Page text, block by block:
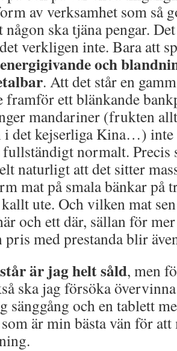
av verksamhet som så
någon ska tjäna pengar.
verkligen inte. Bara att
och
. Att det står en
framför ett blänkande
mandariner (frukten
i det kejserliga Kina…)
normalt. Precis
naturligt att det sitter
mat på smala bänkar på
ute. Och vilken mat
och ett där, sällan för
med prestanda blir
är jag helt såld, men
ska jag försöka
sänggång och en tablett
är min bästa vän för